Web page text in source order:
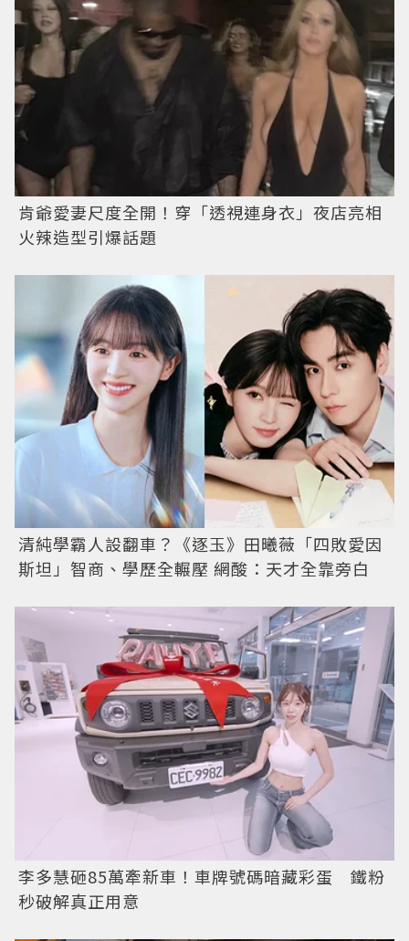
肯爺愛妻尺度全開！穿「透視連身衣」夜店亮相
火辣造型引爆話題
清純學霸人設翻車？《逐玉》田曦薇「四敗愛因
斯坦」智商、學歷全輾壓 網酸：天才全靠旁白
李多慧砸85萬牽新車！車牌號碼暗藏彩蛋 鐵粉
秒破解真正用意